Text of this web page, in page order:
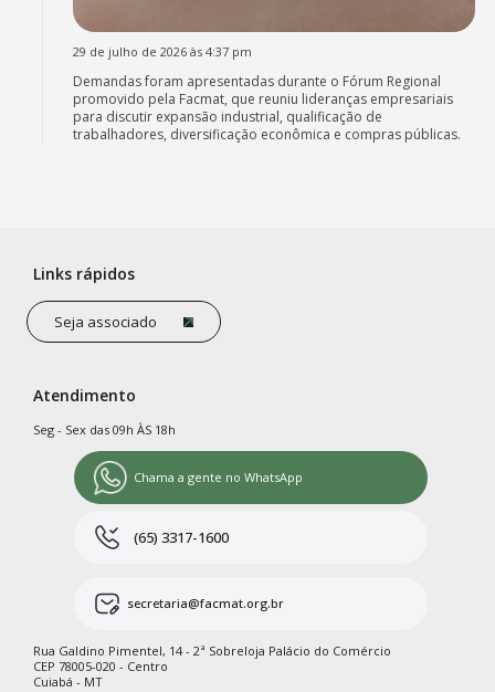
29 de julho de 2026 às 4:37 pm
Demandas foram apresentadas durante o Fórum Regional
promovido pela Facmat, que reuniu lideranças empresariais
para discutir expansão industrial, qualificação de
trabalhadores, diversificação econômica e compras públicas.
Links rápidos
Seja associado
Atendimento
Seg - Sex das 09h ÀS 18h
Chama a gente no WhatsApp
(65) 3317-1600
secretaria@facmat.org.br
Rua Galdino Pimentel, 14 - 2ª Sobreloja Palácio do Comércio
CEP 78005-020 - Centro
Cuiabá - MT